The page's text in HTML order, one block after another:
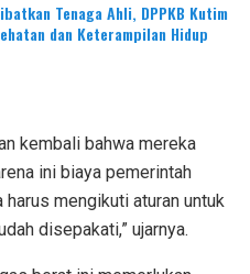
Tenaga Ahli, DPPKB Kutim
dan Keterampilan Hidup
kembali bahwa mereka
ini biaya pemerintah
mengikuti aturan untuk
disepakati,” ujarnya.